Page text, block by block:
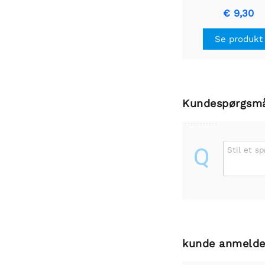
€ 9,30
Se produkt
Q Stil et
kunde